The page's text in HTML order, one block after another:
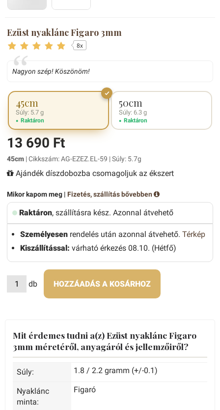
Ezüst nyaklánc Figaro 3mm
8x
Nagyon szép! Köszönöm!
45cm
Súly: 5.7 g
Raktáron
50cm
Súly: 6.3 g
Raktáron
13 690 Ft
45cm | Cikkszám: AG-EZEZ.EL-59 | Súly: 5.7g
Ajándék díszdobozba csomagoljuk az ékszert
Mikor kapom meg | Fizetés, szállítás bővebben
Raktáron, szállításra kész. Azonnal átvehető
Személyesen rendelés után azonnal átvehető. Térkép
Kiszállítással: várható érkezés 08.10. (Hétfő)
db HOZZÁADÁS A KOSÁRHOZ
Mit érdemes tudni a(z) Ezüst nyaklánc Figaro
3mm méretéről, anyagáról és jellemzőiről?
Súly: 1.8 / 2.2 gramm (+/-0.1)
Nyaklánc
minta:
Figaró